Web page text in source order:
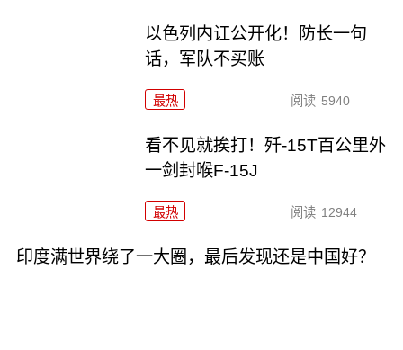
以色列内讧公开化！防长一句
话，军队不买账
最热 阅读 5940
看不见就挨打！歼-15T百公里外
一剑封喉F-15J
最热 阅读 12944
印度满世界绕了一大圈，最后发现还是中国好？